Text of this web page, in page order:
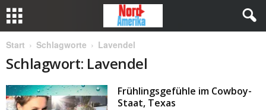
Start Schlagworte Lavendel
Schlagwort: Lavendel
Frühlingsgefühle im Cowboy-
Staat, Texas